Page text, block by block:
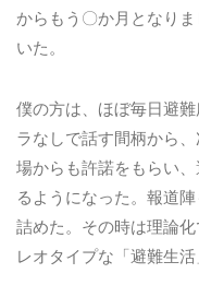
からもう〇か月となり
いた。
僕の方は、ほぼ毎日避
ラなしで話す間柄から
場からも許諾をもらい
るようになった。報道
詰めた。その時は理論
レオタイプな「避難生